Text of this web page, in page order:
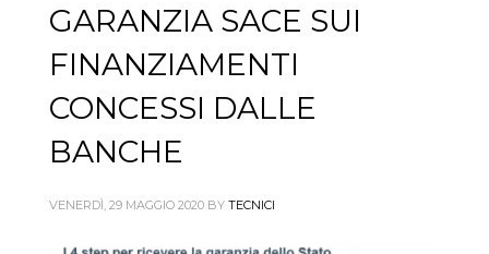
GARANZIA SACE SUI
FINANZIAMENTI
CONCESSI DALLE
BANCHE
VENERDÌ, 29 MAGGIO 2020 BY TECNICI